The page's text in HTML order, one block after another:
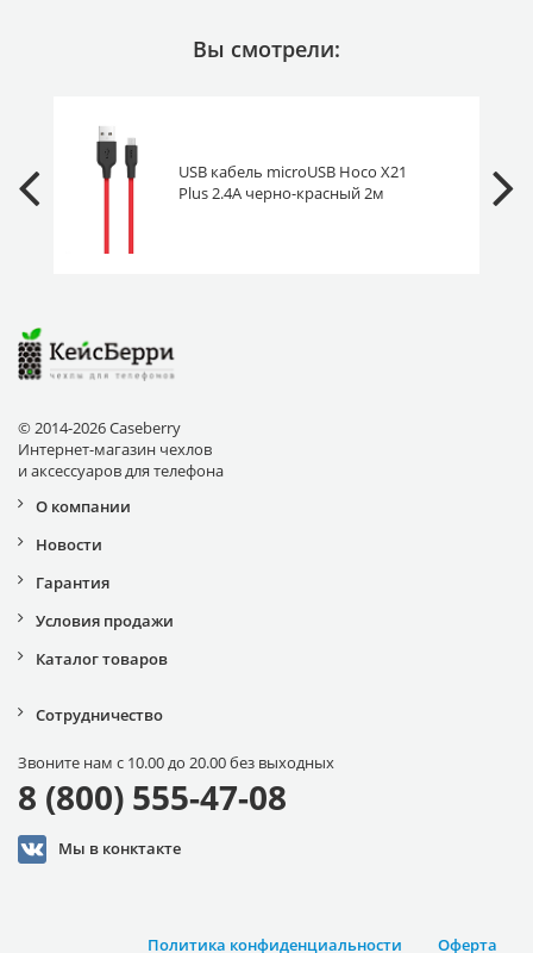
Вы смотрели:
USB кабель microUSB Hoco X21
Plus 2.4A черно-красный 2м
© 2014-2026 Caseberry
Интернет-магазин чехлов
и аксессуаров для телефона
О компании
Новости
Гарантия
Условия продажи
Каталог товаров
Сотрудничество
Звоните нам с 10.00 до 20.00 без выходных
8 (800) 555-47-08
Мы в конктакте
Оферта
Политика конфиденциальности